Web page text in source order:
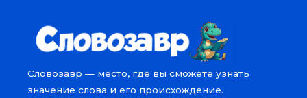
Словозавр — место, где вы сможете узнать
значение слова и его происхождение.